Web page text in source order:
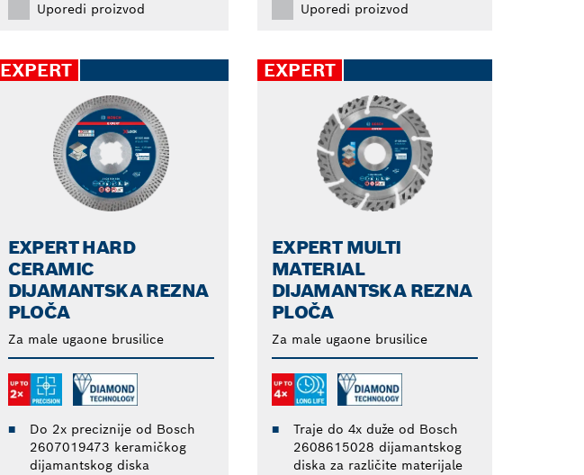
Uporedi proizvod Uporedi proizvod
EXPERT
EXPERT HARD
CERAMIC
DIJAMANTSKA REZNA
PLOČA
Za male ugaone brusilice
Do 2x preciznije od Bosch
2607019473 keramičkog
dijamantskog diska
EXPERT
EXPERT MULTI
MATERIAL
DIJAMANTSKA REZNA
PLOČA
Za male ugaone brusilice
Traje do 4x duže od Bosch
2608615028 dijamantskog
diska za različite materijale